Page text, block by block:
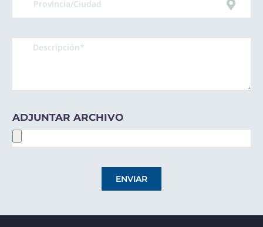
ADJUNTAR ARCHIVO
ENVIAR